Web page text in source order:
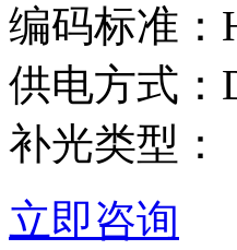
编码标准：
供电方式：
补光类型：
立即咨询